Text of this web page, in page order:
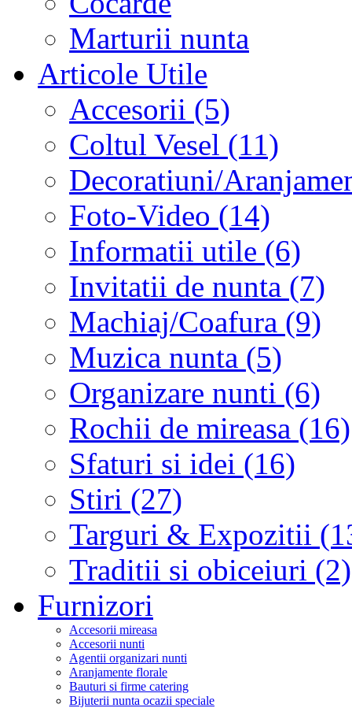
Marturii nunta
Articole Utile
Accesorii (5)
Coltul Vesel (11)
Decoratiuni/
Foto-Video (14)
Informatii utile (6)
Invitatii de nunta (7)
Machiaj/Coafura (9)
Muzica nunta (5)
Organizare nunti (6)
Rochii de mireasa (16)
Sfaturi si idei (16)
Stiri (27)
Targuri & Expozitii
Traditii si obiceiuri (2)
Furnizori
Accesorii mireasa
Accesorii nunti
Agentii organizari nunti
Aranjamente florale
Bauturi si firme catering
Bijuterii nunta ocazii speciale